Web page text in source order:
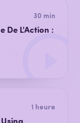
30 min
De L'Action :
1 heure